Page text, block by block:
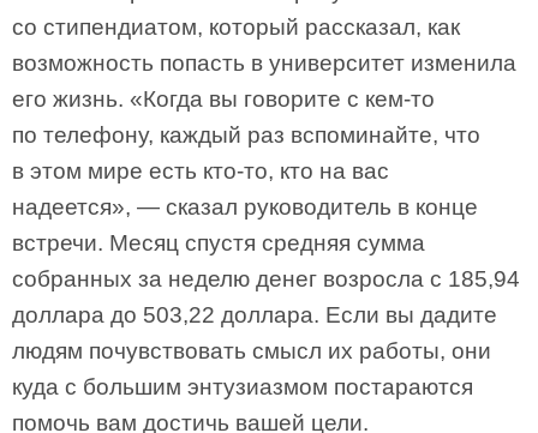
со стипендиатом, который рассказал, как
возможность попасть в университет изменила
его жизнь. «Когда вы говорите с кем-то
по телефону, каждый раз вспоминайте, что
в этом мире есть кто-то, кто на вас
надеется», — сказал руководитель в конце
встречи. Месяц спустя средняя сумма
собранных за неделю денег возросла с 185,94
доллара до 503,22 доллара. Если вы дадите
людям почувствовать смысл их работы, они
куда с большим энтузиазмом постараются
помочь вам достичь вашей цели.